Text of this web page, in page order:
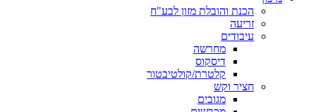
הכנת והובלת מזון לבע"ח
זריעה
עיבודים
מחרשה
דיסקוס
קלטרת/קולטיבטור
חציר וקש
מגובים